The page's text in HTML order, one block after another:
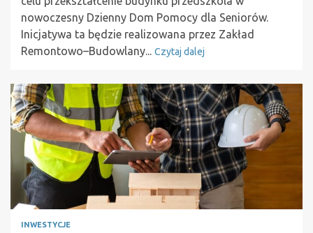
nowoczesny Dzienny Dom Pomocy dla Seniorów.
Inicjatywa ta będzie realizowana przez Zakład
Remontowo–Budowlany... Czytaj dalej
INWESTYCJE